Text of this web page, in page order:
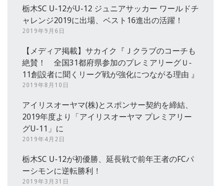
栃木SC U-12がU-12 ジュニアサッカー ワールドチ
ャレンジ2019に出場、ベスト16進出の活躍！
2019年9月6日
【メディア掲載】サカイク『Ｊクラブのコーチも
絶賛！ 全国31都府県参加のプレミアリーグＵ‐
11創設者に聞くリーグ戦が強化につながる理由 』
2019年8月10日
アイリスオーヤマ(株)とスポンサー契約を締結、
2019年度より「アイリスオーヤマ プレミアリー
グU-11」に
2019年4月2日
栃木SC U-12が初優勝、延長戦で前年王者のFCパ
ーシモンに逆転勝利！
2019年3月31日